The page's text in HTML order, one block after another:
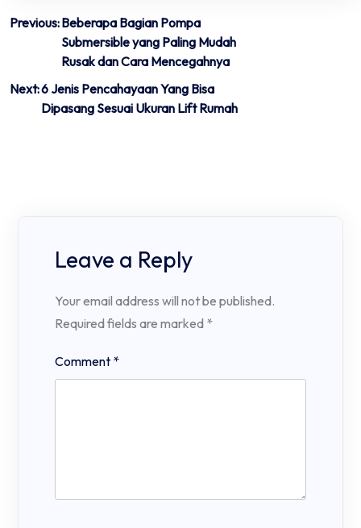
Post
navigation
Previous:Beberapa Bagian Pompa
Submersible yang Paling Mudah
Rusak dan Cara Mencegahnya
Next:6 Jenis Pencahayaan Yang Bisa
Dipasang Sesuai Ukuran Lift Rumah
Leave a Reply
Your email address will not be published.
Required fields are marked *
Comment *